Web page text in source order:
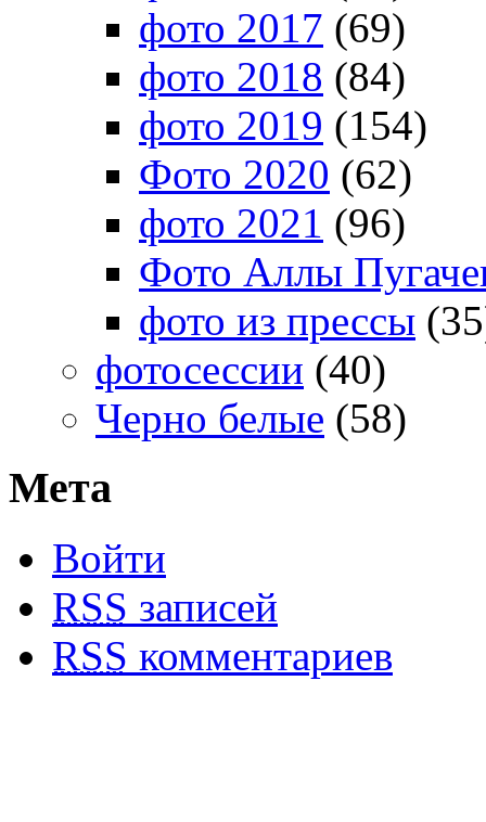
фото 2017 (69)
фото 2018 (84)
фото 2019 (154)
Фото 2020 (62)
фото 2021 (96)
Фото Аллы
фото из прессы
фотосессии (40)
Черно белые (58)
Мета
Войти
RSS записей
RSS комментариев